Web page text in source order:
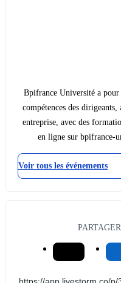
Bpifrance Université a pour
compétences des
entreprise, avec des
en ligne sur bpifrance-
Voir tous les événements